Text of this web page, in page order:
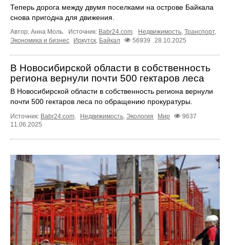
Теперь дорога между двумя поселками на острове Байкала
снова пригодна для движения.
Автор: Анна Моль. Источник: Babr24.com. Недвижимость, Транспорт,
Экономика и бизнес
Иркутск, Байкал 56939 28.10.2025
В Новосибирской области в собственность
региона вернули почти 500 гектаров леса
В Новосибирской области в собственность региона вернули
почти 500 гектаров леса по обращению прокуратуры.
Источник: Babr24.com. Недвижимость, Экология Мир
9637
11.06.2025